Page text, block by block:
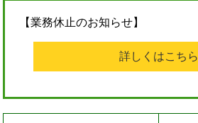
【業務休止のお知らせ】
詳しくはこちら